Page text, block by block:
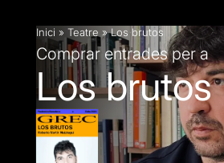
Inici » Teatre »Los brutos
Comprar entrades per a
Los brutos